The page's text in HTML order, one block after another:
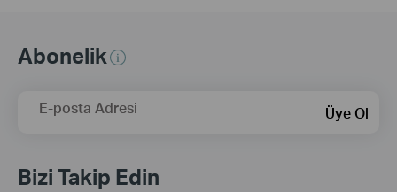
Abonelik
E-posta Adresi Üye Ol
Bizi Takip Edin